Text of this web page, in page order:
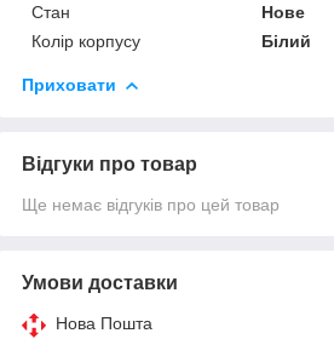
Стан
Нове
Колір корпусу
Білий
Приховати
Відгуки про товар
Ще немає відгуків про цей товар
Умови доставки
Нова Пошта